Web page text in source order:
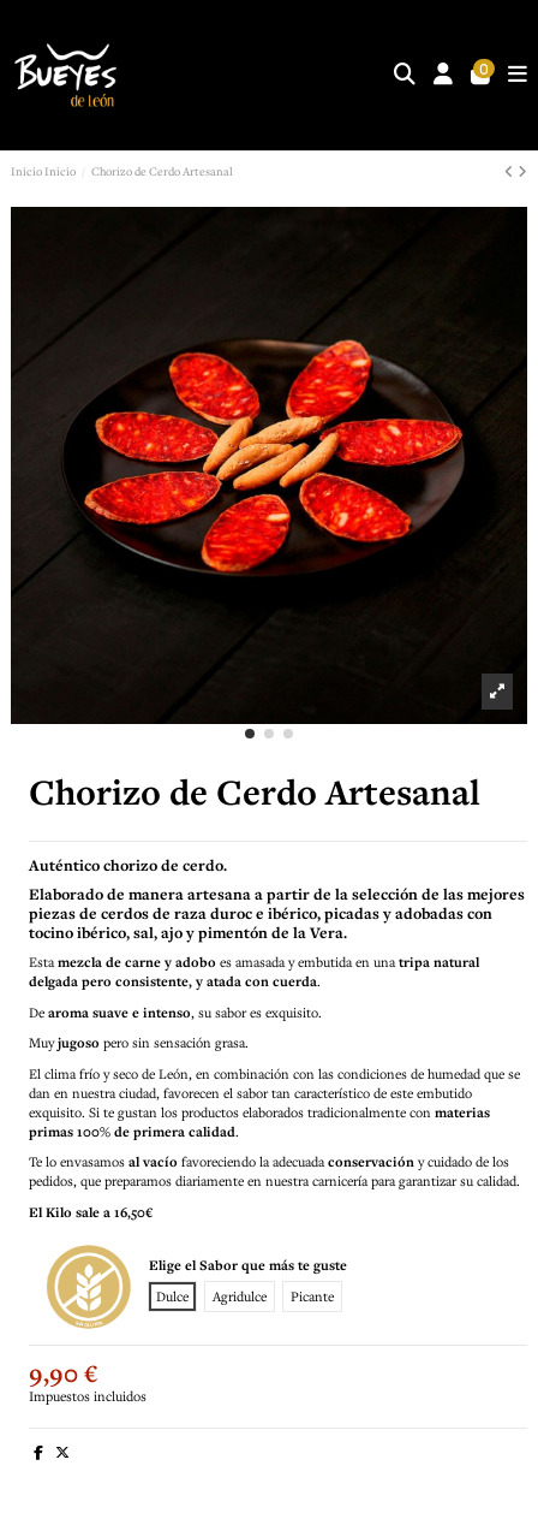
0
Inicio Inicio Chorizo de Cerdo Artesanal
Chorizo de Cerdo Artesanal
Auténtico chorizo de cerdo.
Elaborado de manera artesana a partir de la selección de las mejores
piezas de cerdos de raza duroc e ibérico, picadas y adobadas con
tocino ibérico, sal, ajo y pimentón de la Vera.
Estamezcla de carne y adobo es amasada y embutida en unatripa natural
delgada pero consistente, y atada con cuerda.
De aroma suave e intenso, su sabor es exquisito.
Muyjugoso pero sin sensación grasa.
El clima frío y seco de León, en combinación con las condiciones de humedad que se
dan en nuestra ciudad, favorecen el sabor tan característico de este embutido
exquisito. Si te gustan los productos elaborados tradicionalmente con materias
primas 100% de primera calidad.
Te lo envasamos al vacío favoreciendo la adecuadaconservación y cuidado de los
pedidos, que preparamos diariamente en nuestra carnicería para garantizar su calidad.
El Kilo sale a 16,50€
Elige el Sabor que más te guste
Dulce
Agridulce Picante
9,90 €
Impuestos incluidos